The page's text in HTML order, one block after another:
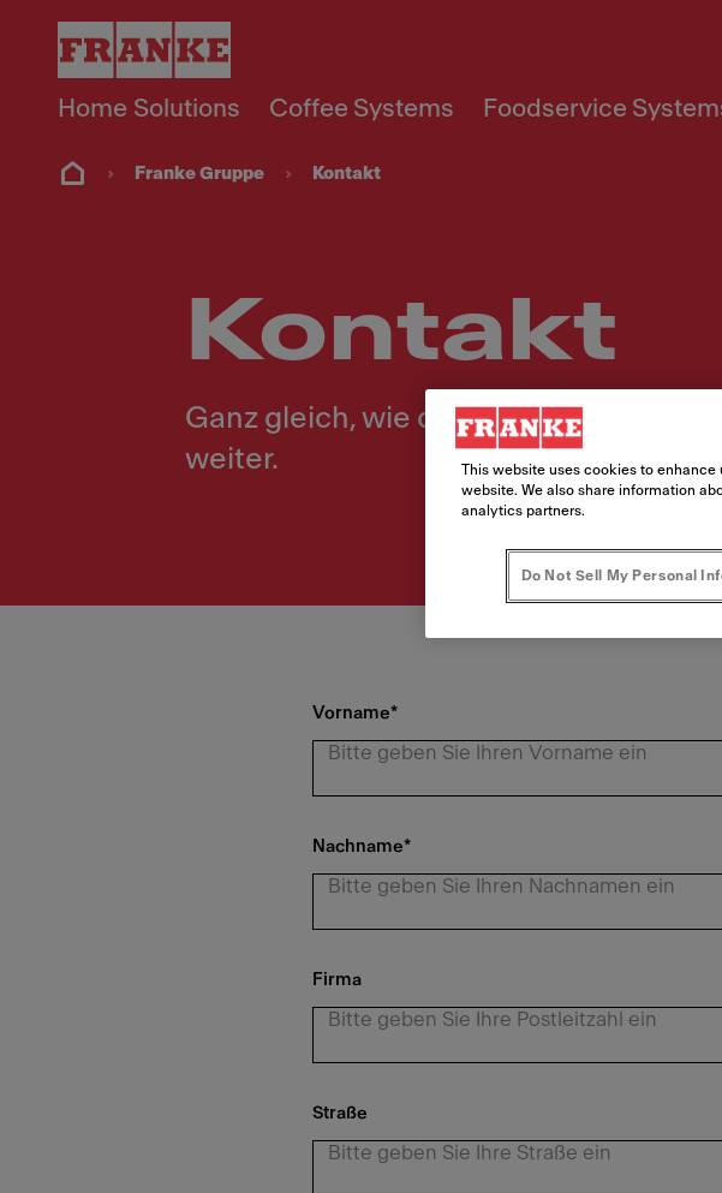
Home Solutions Coffee Systems Foodservice
Franke Gruppe Kontakt
Kontakt
Ganz gleich, wie die Anfrage lautet,
weiter.
Vorname*
Nachname*
Firma
Straße
This website uses cookies to
website. We also share information
analytics partners.
Do Not Sell My Personal